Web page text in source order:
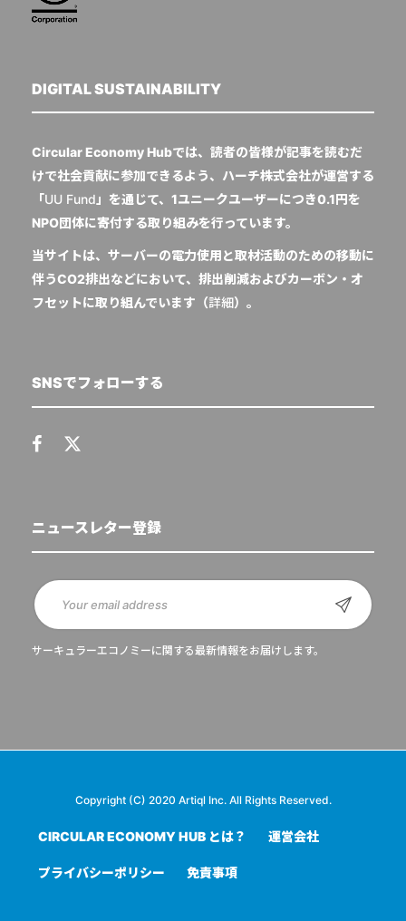
DIGITAL SUSTAINABILITY
Circular Economy Hubでは、読者の皆様が記事を読むだ
けで社会貢献に参加できるよう、ハーチ株式会社が運営する
「UU Fund 」を通じて、1ユニークユーザーにつき0.1円を
NPO団体に寄付する取り組みを行っています。
当サイトは、サーバーの電力使用と取材活動のための移動に
伴うCO2排出などにおいて、排出削減およびカーボン・オ
フセットに取り組んでいます（詳細）。
SNSでフォローする
ニュースレター登録
サーキュラーエコノミーに関する最新情報をお届けします。
Copyright (C) 2020 Artiql Inc. All Rights Reserved.
CIRCULAR ECONOMY HUB とは？ 運営会社
プライバシーポリシー 免責事項